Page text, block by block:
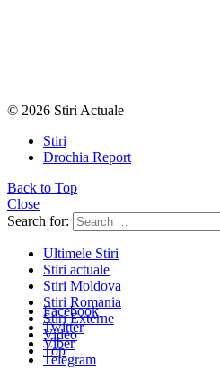
© 2026 Stiri Actuale
Stiri
Drochia Report
Back to Top
Close
Search for:
Ultimele Stiri
Stiri actuale
Stiri Moldova
Stiri Romania
Stiri Externe
Video
Top
Facebook
Twitter
Viber
Telegram